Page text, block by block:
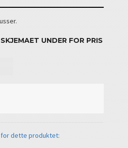
UNDER FOR PRIS
dette produktet: